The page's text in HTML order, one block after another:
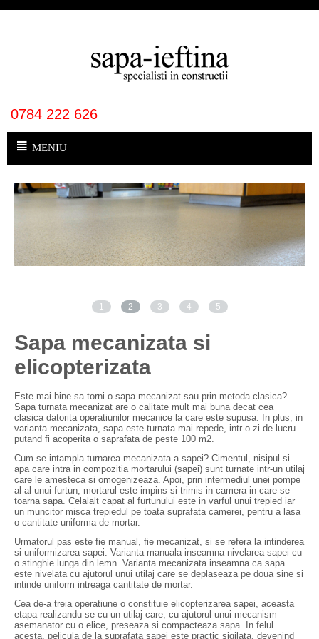
0784 222 626
MENIU
1 2 3 4 5
Sapa mecanizata si
elicopterizata
Este mai bine sa torni o sapa mecanizat sau prin metoda clasica?
Sapa turnata mecanizat are o calitate mult mai buna decat cea
clasica datorita operatiunilor mecanice la care este supusa. In plus, in
varianta mecanizata, sapa este turnata mai repede, intr-o zi de lucru
putand fi acoperita o saprafata de peste 100 m2.
Cum se intampla turnarea mecanizata a sapei? Cimentul, nisipul si
apa care intra in compozitia mortarului (sapei) sunt turnate intr-un utilaj
care le amesteca si omogenizeaza. Apoi, prin intermediul unei pompe
al al unui furtun, mortarul este impins si trimis in camera in care se
toarna sapa. Celalalt capat al furtunului este in varful unui trepied iar
un muncitor misca trepiedul pe toata suprafata camerei, pentru a lasa
o cantitate uniforma de mortar.
Urmatorul pas este fie manual, fie mecanizat, si se refera la intinderea
si uniformizarea sapei. Varianta manuala inseamna nivelarea sapei cu
o stinghie lunga din lemn. Varianta mecanizata inseamna ca sapa
este nivelata cu ajutorul unui utilaj care se deplaseaza pe doua sine si
intinde uniform intreaga cantitate de mortar.
Cea de-a treia operatiune o constituie elicopterizarea sapei, aceasta
etapa realizandu-se cu un utilaj care, cu ajutorul unui mecanism
asemanator cu o elice, preseaza si compacteaza sapa. In felul
acesta, pelicula de la suprafata sapei este practic sigilata, devenind